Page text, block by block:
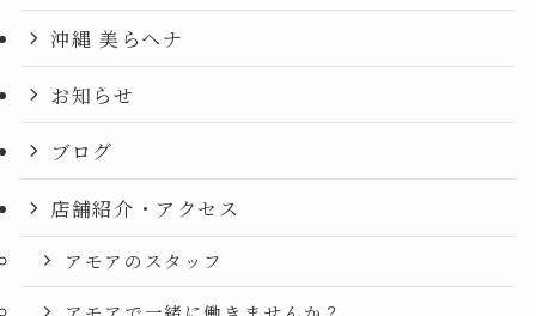
沖縄 美らヘナ
お知らせ
ブログ
店舗紹介・アクセス
アモアのスタッフ